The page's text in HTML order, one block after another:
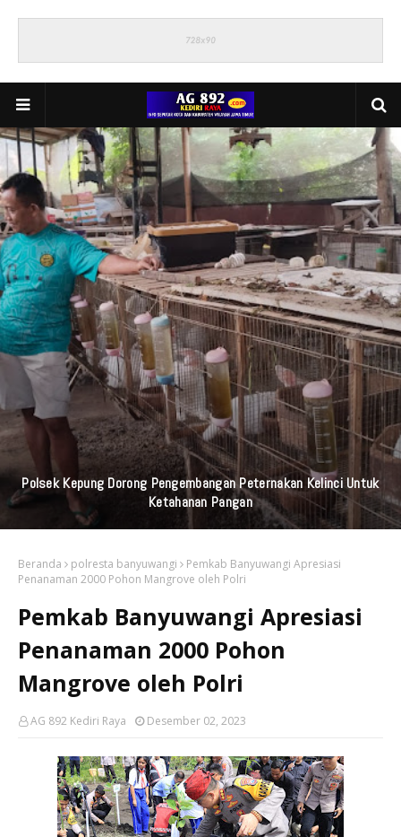
Praktisi Hukum Soroti Investasi Bodong Yang Libatkan
Bayangkari
Beranda polresta banyuwangi
Pemkab Banyuwangi Apresiasi
Penanaman 2000 Pohon Mangrove oleh Polri
Pemkab Banyuwangi Apresiasi
Penanaman 2000 Pohon
Mangrove oleh Polri
AG 892 Kediri Raya Desember 02, 2023